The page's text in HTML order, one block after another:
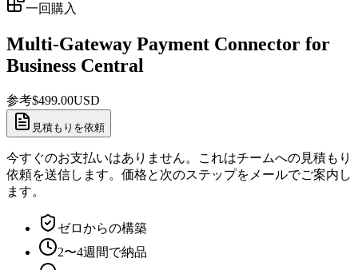
一回購入
Multi-Gateway Payment Connector for
Business Central
参考$499.00USD
見積もりを依頼
今すぐのお支払いはありません。これはチームへの見積もり
依頼を送信します。価格と次のステップをメールでご案内し
ます。
ゼロからの構築
2〜4週間で納品